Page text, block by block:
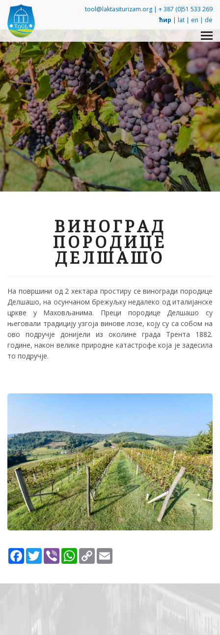
tool@laktasiturizam.org | + 387 (0)51 533 269
ћир | lat | en | de
ВИНОГРАД
ПОРОДИЦЕ
ДЕЛШАШО
На површини од 2 хектара простиру се виногради породице
Делшашо, на осунчаном брежуљку недалеко од италијанске
цркве у Маховљанима. Преци породице Делшашо су
његовали традицију узгоја винове лозе, коју су са собом на
ово подручје донијели из околине града Трента 1882.
године, након велике природне катастрофе која је задесила
то подручје.
Facebook
TwitterViber WhatsApp
Copy
Link